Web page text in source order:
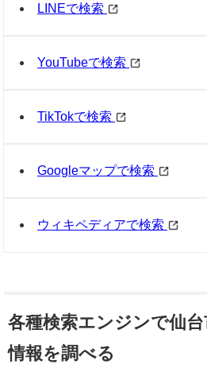
LINEで検索
YouTubeで検索
TikTokで検索
Googleマップで検索
ウィキペディアで検索
各種検索エンジンで仙
情報を調べる